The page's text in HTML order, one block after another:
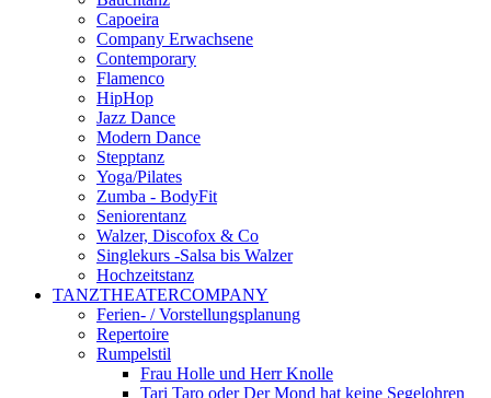
Capoeira
Company Erwachsene
Contemporary
Flamenco
HipHop
Jazz Dance
Modern Dance
Stepptanz
Yoga/Pilates
Zumba - BodyFit
Seniorentanz
Walzer, Discofox & Co
Singlekurs -Salsa bis Walzer
Hochzeitstanz
TANZTHEATERCOMPANY
Ferien- / Vorstellungsplanung
Repertoire
Rumpelstil
Frau Holle und Herr Knolle
Tari Taro oder Der Mond hat keine Segelohren